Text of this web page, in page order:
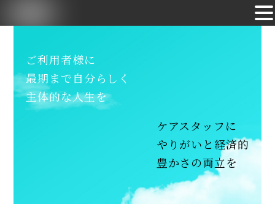
content
ご利用者様に
最期まで自分らしく
主体的な人生を
ケアスタッフに
やりがいと経済的
豊かさの両立を